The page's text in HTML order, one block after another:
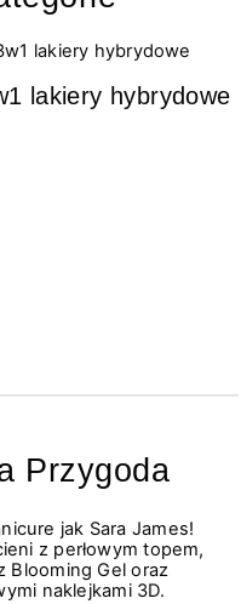
lakiery hybrydowe
Przygoda
jak Sara James!
z perłowym topem,
Blooming Gel oraz
naklejkami 3D.